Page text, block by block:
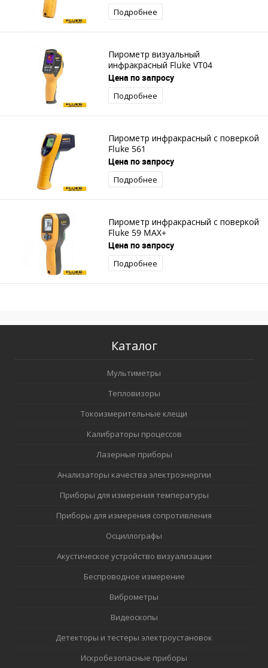
Подробнее
Пирометр визуальный
инфракрасный Fluke VT04
Цена по запросу
Подробнее
Пирометр инфракрасный с поверкой
Fluke 561
Цена по запросу
Подробнее
Пирометр инфракрасный с поверкой
Fluke 59 MAX+
Цена по запросу
Подробнее
Каталог
Мультиметры
Тепловизоры
Токоизмерительные клещи
Калибраторы процессов
Лазерные приборы
Анализаторы качества электроэнергии
Приборы для измерения температуры
Приборы для измерения сопротивления
Осциллографы
Акустическое устройство визуализации
Беспроводное измерение
Виброметры
Видеоскопы
Детекторы и тестеры электроустановок
Искробезопасные приборы